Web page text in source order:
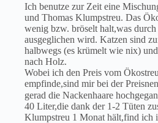
Ich benutze zur Zeit eine
und Thomas Klumpstreu. Das
wenig bzw. bröselt halt,was durch
ausgeglichen wird. Katzen sind
halbwegs (es krümelt wie nix)
nach Holz.
Wobei ich den Preis vom
empfinde,sind mir bei der
gerad die Nackenhaare
40 Liter,die dank der 1-2 Tüten
Klumpstreu 1 Monat hält,find ich